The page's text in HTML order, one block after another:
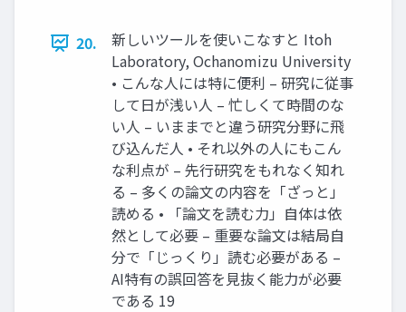
20.
新しいツールを使いこなすと Itoh
Laboratory, Ochanomizu University
• こんな人には特に便利 – 研究に従事
して日が浅い人 – 忙しくて時間のな
い人 – いままでと違う研究分野に飛
び込んだ人 • それ以外の人にもこん
な利点が – 先行研究をもれなく知れ
る – 多くの論文の内容を「ざっと」
読める • 「論文を読む力」自体は依
然として必要 – 重要な論文は結局自
分で「じっくり」読む必要がある –
AI特有の誤回答を見抜く能力が必要
である 19